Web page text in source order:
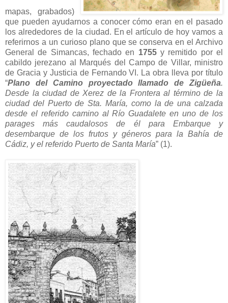
mapas, grabados)
que pueden ayudarnos a conocer cómo eran en el pasado
los alrededores de la ciudad. En el artículo de hoy vamos a
referirnos a un curioso plano que se conserva en el Archivo
General de Simancas, fechado en 1755y remitido por el
cabildo jerezano al Marqués del Campo de Villar, ministro
de Gracia y Justicia de Fernando VI. La obra lleva por título
“Plano del Camino proyectado llamado de Zigüeña.
Desde la ciudad de Xerez de la Frontera al término de la
ciudad del Puerto de Sta. María, como la de una calzada
desde el referido camino al Río Guadalete en uno de los
parages más caudalosos de él para Embarque y
desembarque de los frutos y géneros para la Bahía de
Cádiz, y el referido Puerto de Santa María” (1).